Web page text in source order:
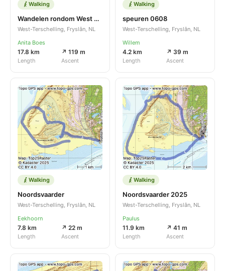
Walking
Wandelen rondom West 20250809
West-Terschelling, Fryslân, NL
Anita Boes
17.8 km
Length
↗ 119 m
Ascent
Walking
speuren 0608
West-Terschelling, Fryslân, NL
Willem
4.2 km
Length
↗ 39 m
Ascent
Walking
Noordsvaarder
West-Terschelling, Fryslân, NL
Eekhoorn
7.8 km
Length
↗ 22 m
Ascent
Walking
Noordsvaarder 2025
West-Terschelling, Fryslân, NL
Paulus
11.9 km
Length
↗ 41 m
Ascent